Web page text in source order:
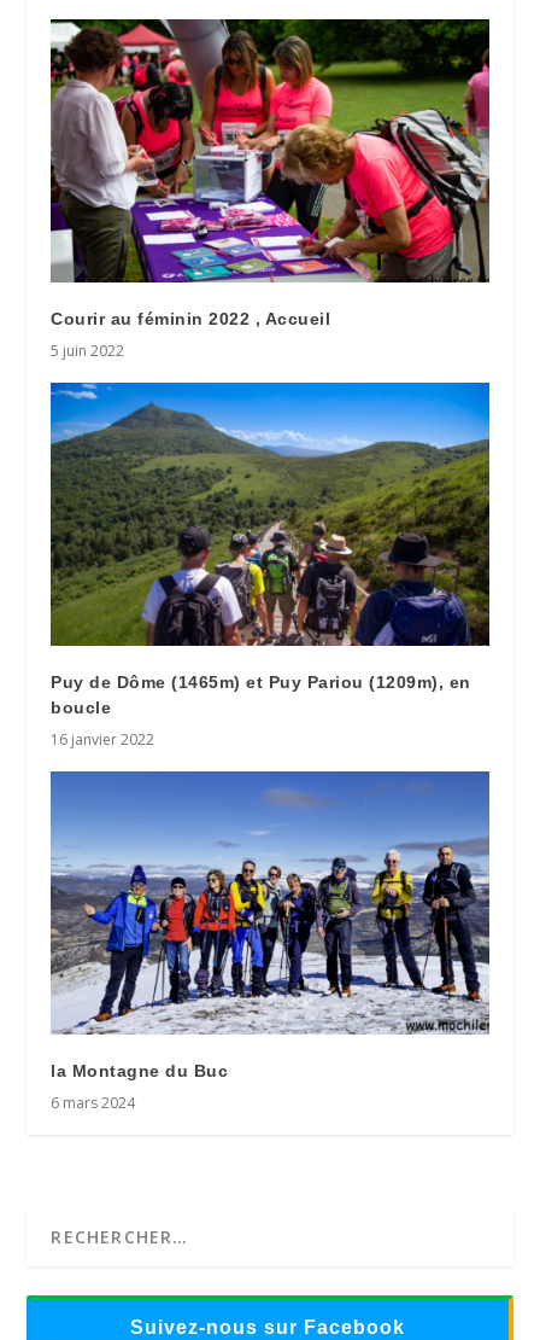
Courir au féminin 2022 , Accueil
5 juin 2022
Puy de Dôme (1465m) et Puy Pariou (1209m), en
boucle
16 janvier 2022
la Montagne du Buc
6 mars 2024
Suivez-nous sur Facebook